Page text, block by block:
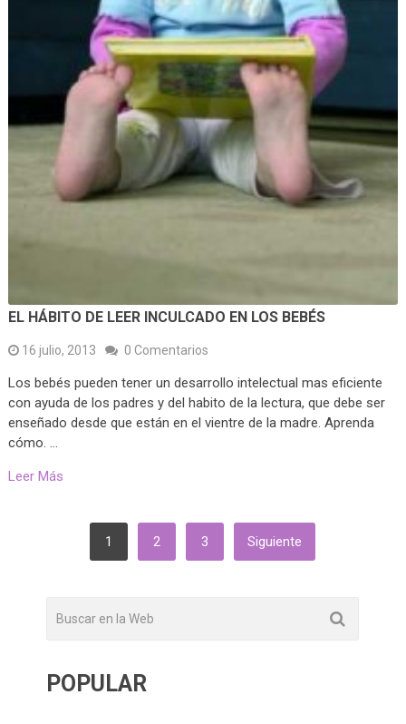
EL HÁBITO DE LEER INCULCADO EN LOS BEBÉS
16 julio, 2013 0 Comentarios
Los bebés pueden tener un desarrollo intelectual mas eficiente
con ayuda de los padres y del habito de la lectura, que debe ser
enseñado desde que están en el vientre de la madre. Aprenda
cómo. …
Leer Más
PAGINACIÓN
1 2 3 Siguiente
POPULAR